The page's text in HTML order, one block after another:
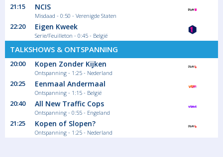
21:15 NCIS
Misdaad - 0:50 - Verenigde Staten
22:20 Eigen Kweek
Serie/Feuilleton - 0:45 - België
TALKSHOWS & ONTSPANNING
20:00 Kopen Zonder Kijken
Ontspanning - 1:25 - Nederland
20:25 Eenmaal Andermaal
Ontspanning - 1:15 - België
20:40 All New Traffic Cops
Ontspanning - 0:55 - Engeland
21:25 Kopen of Slopen?
Ontspanning - 1:25 - Nederland